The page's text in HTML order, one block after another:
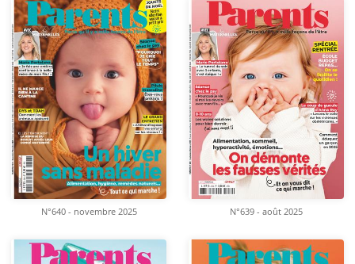
N°640 - novembre 2025 N°639 - août 2025